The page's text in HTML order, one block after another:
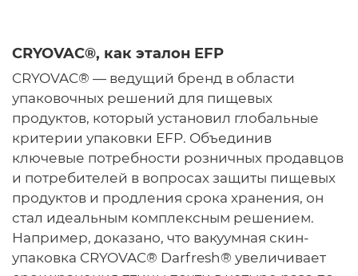
CRYOVAC®, как эталон EFP
CRYOVAC® — ведущий бренд в области
упаковочных решений для пищевых
продуктов, который установил глобальные
критерии упаковки EFP. Объединив
ключевые потребности розничных продавцов
и потребителей в вопросах защиты пищевых
продуктов и продления срока хранения, он
стал идеальным комплексным решением.
Например, доказано, что вакуумная скин-
упаковка CRYOVAC® Darfresh® увеличивает